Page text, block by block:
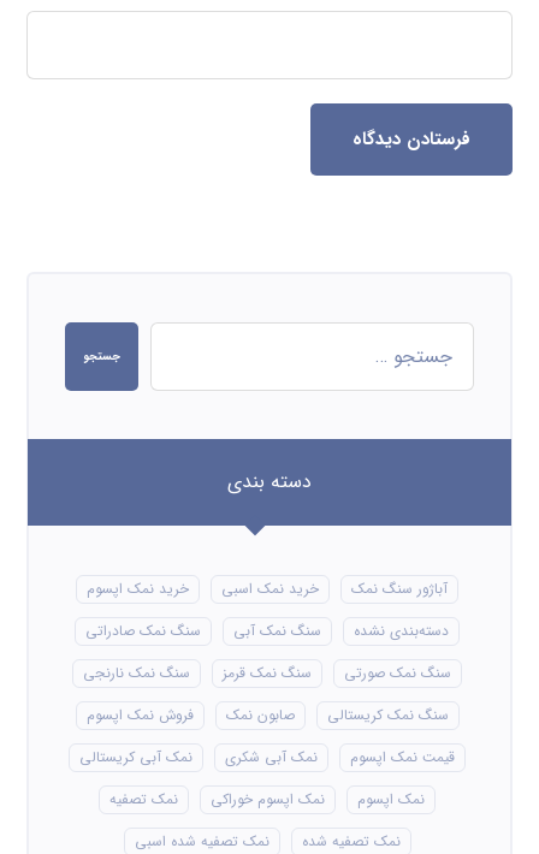
فرستادن دیدگاه
جستجو
دسته بندی
آباژور سنگ نمک خرید نمک اسبی
خرید نمک اپسوم
دسته‌بندی نشده
سنگ نمک آبی
سنگ نمک صادراتی
سنگ نمک صورتی
سنگ نمک قرمز
سنگ نمک نارنجی
سنگ نمک کریستالی
صابون نمک
فروش نمک اپسوم
قیمت نمک اپسوم
نمک آبی شکری
نمک آبی کریستالی
نمک اپسوم
نمک اپسوم خوراکی
نمک تصفیه
نمک تصفیه شده
نمک تصفیه شده اسبی